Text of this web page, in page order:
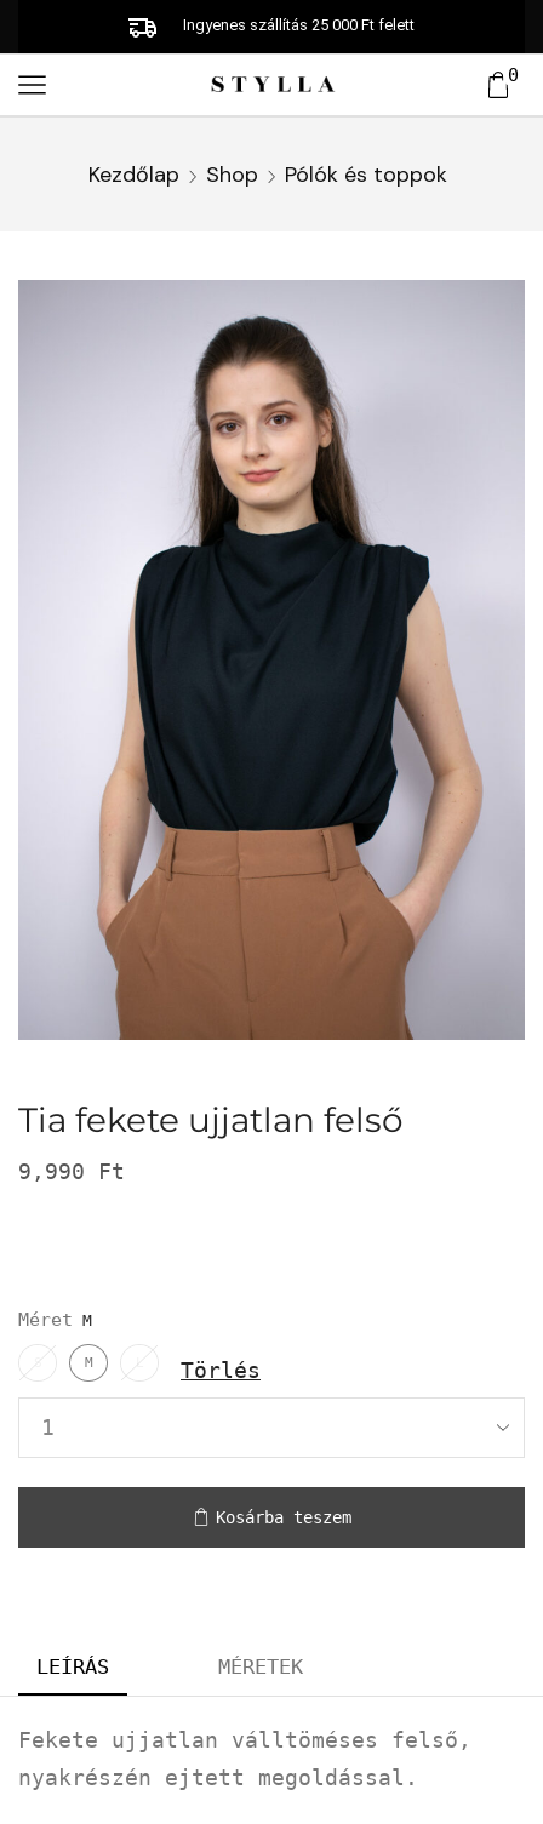
Ingyenes szállítás 25 000 Ft felett
0
Kezdőlap Shop Pólók és toppok
Tia fekete ujjatlan felső
9,990 Ft
Méret
M L Törlés
Kosárba teszem
LEÍRÁS MÉRETEK
Fekete ujjatlan válltöméses felső,
nyakrészén ejtett megoldással.